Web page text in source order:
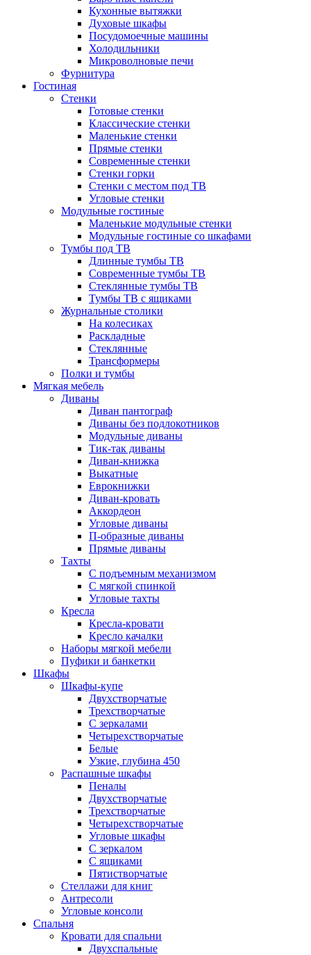
Кухонные вытяжки
Духовые шкафы
Посудомоечные машины
Холодильники
Микроволновые печи
Фурнитура
Гостиная
Стенки
Готовые стенки
Классические стенки
Маленькие стенки
Прямые стенки
Современные стенки
Стенки горки
Стенки с местом под ТВ
Угловые стенки
Модульные гостиные
Маленькие модульные стенки
Модульные гостиные со шкафами
Тумбы под ТВ
Длинные тумбы ТВ
Современные тумбы ТВ
Стеклянные тумбы ТВ
Тумбы ТВ с ящиками
Журнальные столики
На колесиках
Раскладные
Стеклянные
Трансформеры
Полки и тумбы
Мягкая мебель
Диваны
Диван пантограф
Диваны без подлокотников
Модульные диваны
Тик-так диваны
Диван-книжка
Выкатные
Еврокнижки
Диван-кровать
Аккордеон
Угловые диваны
П-образные диваны
Прямые диваны
Тахты
С подъемным механизмом
С мягкой спинкой
Угловые тахты
Кресла
Кресла-кровати
Кресло качалки
Наборы мягкой мебели
Пуфики и банкетки
Шкафы
Шкафы-купе
Двухстворчатые
Трехстворчатые
С зеркалами
Четырехстворчатые
Белые
Узкие, глубина 450
Распашные шкафы
Пеналы
Двухстворчатые
Трехстворчатые
Четырехстворчатые
Угловые шкафы
С зеркалом
С ящиками
Пятистворчатые
Стеллажи для книг
Антресоли
Угловые консоли
Спальня
Кровати для спальни
Двухспальные